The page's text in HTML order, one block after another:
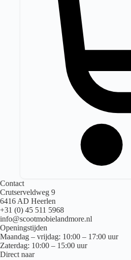
Contact
Crutserveldweg 9
6416 AD Heerlen
+31 (0) 45 511 5968
info@scootmobielandmore.nl
Openingstijden
Maandag – vrijdag: 10:00 – 17:00 uur
Zaterdag: 10:00 – 15:00 uur
Direct naar